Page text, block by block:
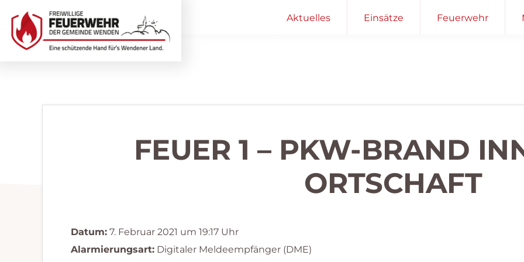
Hauptnavigation
springen
Inhalt
springen
Aktuelles Einsätze Feuerwehr
FEUER 1 – PKW-BRAND
ORTSCHAFT
Datum: 7. Februar 2021 um 19:17 Uhr
Alarmierungsart: Digitaler Meldeempfänger (DME)